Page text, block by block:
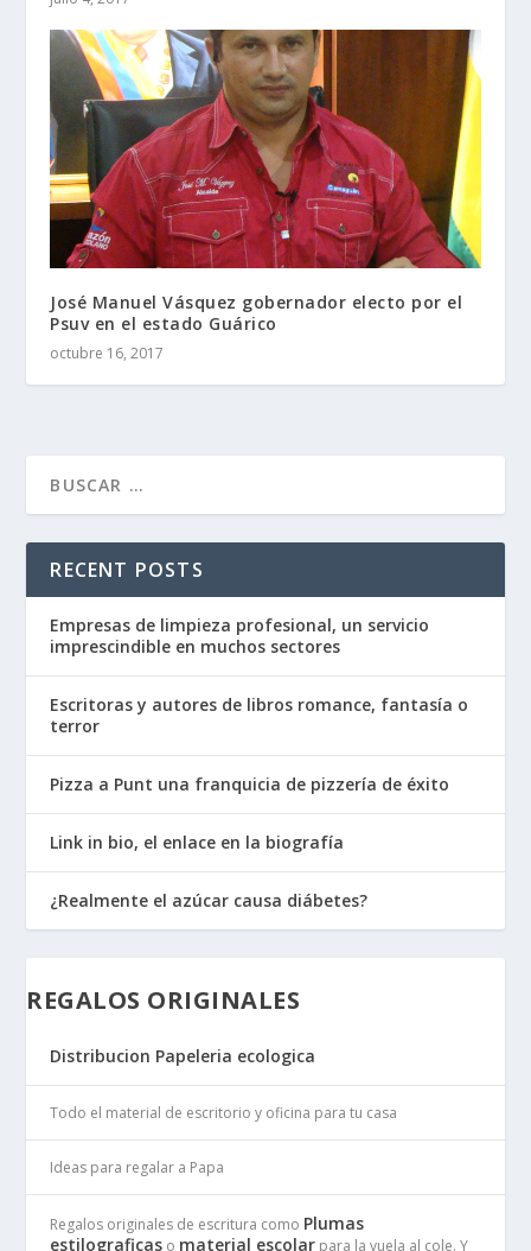
José Manuel Vásquez gobernador electo por el
Psuv en el estado Guárico
octubre 16, 2017
RECENT POSTS
Empresas de limpieza profesional, un servicio
imprescindible en muchos sectores
Escritoras y autores de libros romance, fantasía o
terror
Pizza a Punt una franquicia de pizzería de éxito
Link in bio, el enlace en la biografía
¿Realmente el azúcar causa diábetes?
REGALOS ORIGINALES
Distribucion Papeleria ecologica
Todo el material de escritorio y oficina para tu casa
Ideas para regalar a Papa
Regalos originales de escritura como Plumas
estilograficas o material escolar para la vuela al cole. Y